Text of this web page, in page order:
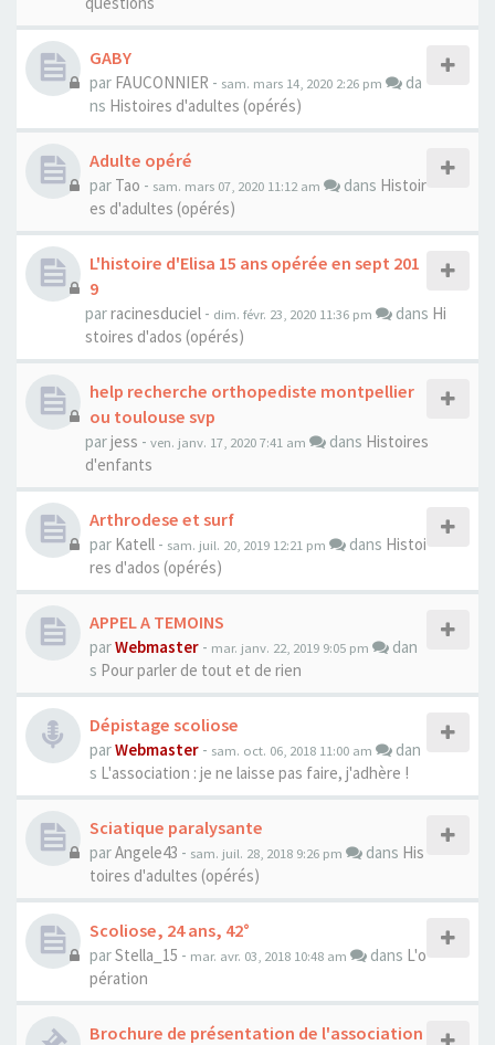
GABY
par FAUCONNIER - sam. mars 14, 2020 2:26 pm
da
ns Histoires d'adultes (opérés)
Adulte opéré
par Tao - sam. mars 07, 2020 11:12 am dans Histoir
es d'adultes (opérés)
L'histoire d'Elisa 15 ans opérée en sept 201
9
parracinesduciel - dim. févr. 23, 2020 11:36 pm dans Hi
stoires d'ados (opérés)
help recherche orthopediste montpellier
ou toulouse svp
parjess - ven. janv. 17, 2020 7:41 am dans Histoires
d'enfants
Arthrodese et surf
par Katell - sam. juil. 20, 2019 12:21 pm dans Histoi
res d'ados (opérés)
APPEL A TEMOINS
parWebmaster - mar. janv. 22, 2019 9:05 pm
dan
s Pour parler de tout et de rien
Dépistage scoliose
parWebmaster - sam. oct. 06, 2018 11:00 am
dan
s L'association : je ne laisse pas faire, j'adhère !
Sciatique paralysante
parAngele43 - sam. juil. 28, 2018 9:26 pm dans His
toires d'adultes (opérés)
Scoliose, 24 ans, 42°
parStella_15 - mar. avr. 03, 2018 10:48 am dans L'o
pération
Brochure de présentation de l'association